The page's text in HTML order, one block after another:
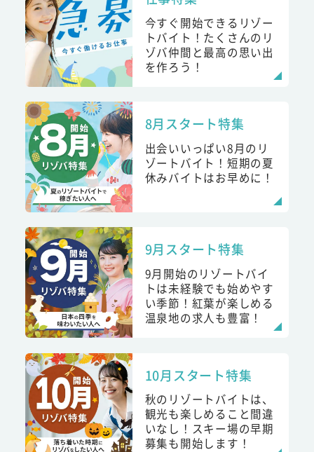
今すぐ開始できるリゾー
トバイト！たくさんのリ
ゾバ仲間と最高の思い出
を作ろう！
8月スタート特集
出会いいっぱい8月のリ
ゾートバイト！短期の夏
休みバイトはお早めに！
9月スタート特集
9月開始のリゾートバイ
トは未経験でも始めやす
い季節！紅葉が楽しめる
温泉地の求人も豊富！
10月スタート特集
秋のリゾートバイトは、
観光も楽しめること間違
いなし！スキー場の早期
募集も開始します！